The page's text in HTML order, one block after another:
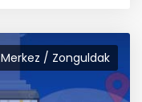
Merkez / Zonguldak